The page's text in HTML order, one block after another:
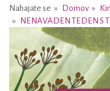
Nahajate se Domov
NENAVADEN TEDEN S
Previous